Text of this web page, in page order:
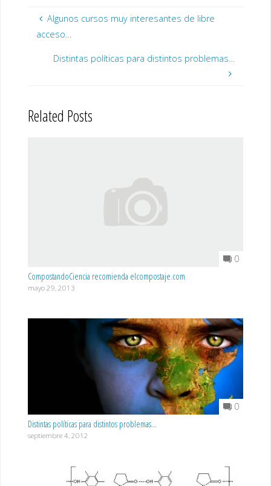
Algunos cursos muy interesantes de libre
acceso…
Distintas políticas para distintos problemas…
Related Posts
0
CompostandoCiencia recomienda elcompostaje.com
mayo 29, 2013
0
Distintas políticas para distintos problemas…
septiembre 4, 2012